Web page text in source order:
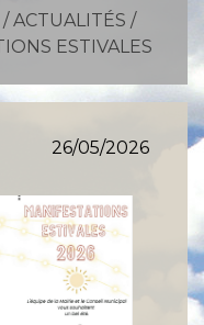
/ACTUALITÉS /
ESTIVALES
26/05/2026